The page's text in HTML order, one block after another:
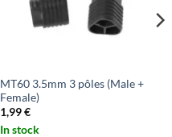
MT60 3.5mm 3 pôles (Male +
Female)
1,99€
In stock